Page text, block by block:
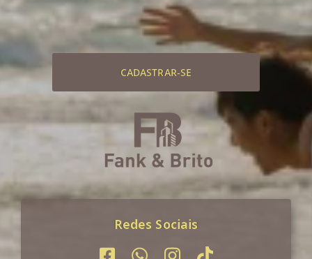
CADASTRAR-SE
Redes Sociais